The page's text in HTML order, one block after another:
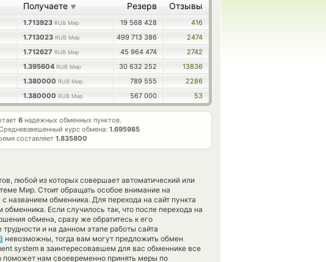
Получаете ▼ Резерв Отзывы
1.713923 RUB Мир 19 568 428
416
1.713023 RUB Мир 499 713 386
2474
1.712627 RUB Мир 45 964 474
2742
1.395604 RUB Мир 30 632 252
13836
1.380000 RUB Мир 789 555
2286
1.380000 RUB Мир 567 000 53
6 надежных обменных пунктов.
курс обмена: 1.695985
составляет 1.835800
любой из которых совершает автоматический или
Мир. Стоит обращать особое внимание на
названием обменника. Для перехода на сайт пункта
Если случилось так, что после перехода на
обмена, сразу же обратитесь к его
и на данном этапе работы сайта
невозможны, тогда вам могут предложить обмен
system в заинтересовавшем для вас обменнике все
нам своевременно принять меры по